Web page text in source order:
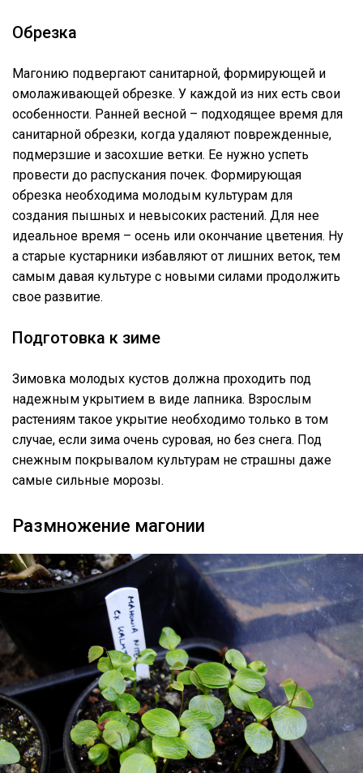
Обрезка
Магонию подвергают санитарной, формирующей и
омолаживающей обрезке. У каждой из них есть свои
особенности. Ранней весной – подходящее время для
санитарной обрезки, когда удаляют поврежденные,
подмерзшие и засохшие ветки. Ее нужно успеть
провести до распускания почек. Формирующая
обрезка необходима молодым культурам для
создания пышных и невысоких растений. Для нее
идеальное время – осень или окончание цветения. Ну
а старые кустарники избавляют от лишних веток, тем
самым давая культуре с новыми силами продолжить
свое развитие.
Подготовка к зиме
Зимовка молодых кустов должна проходить под
надежным укрытием в виде лапника. Взрослым
растениям такое укрытие необходимо только в том
случае, если зима очень суровая, но без снега. Под
снежным покрывалом культурам не страшны даже
самые сильные морозы.
Размножение магонии